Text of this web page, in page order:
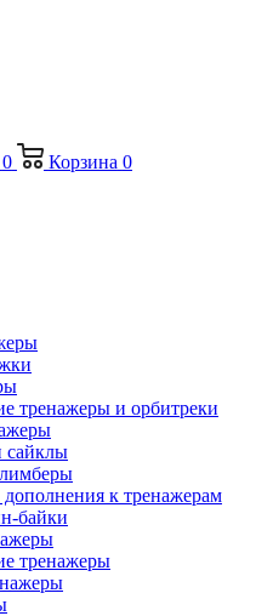
0 Корзина 0
тренажеры и орбитреки
сайклы
к тренажерам
байки
тренажеры